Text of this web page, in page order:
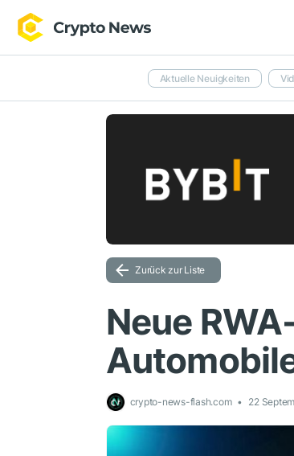
Aktuelle Neuigkeiten
Zurück zur Liste
Neue
crypto-news-flash.com 22